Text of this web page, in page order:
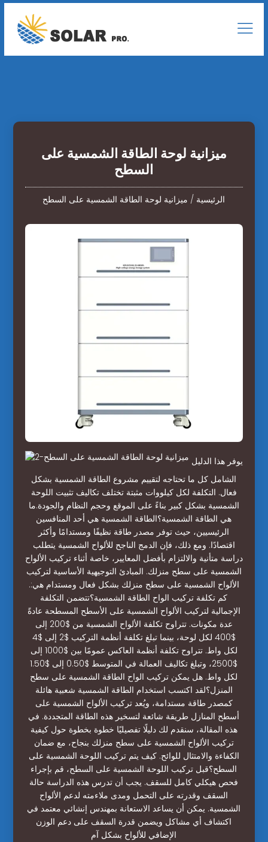
ميزانية لوحة الطاقة الشمسية على
السطح
الرئيسية / ميزانية لوحة الطاقة الشمسية على السطح
يوفر هذا الدليل
الشامل كل ما تحتاجه لتقييم مشروع الطاقة الشمسية بشكل
فعال. التكلفة لكل كيلووات مثبتة تختلف تكاليف تثبيت اللوحة
الشمسية بشكل كبير بناءً على الموقع وحجم النظام والجودة.ما
هي الطاقة الشمسية؟الطاقة الشمسية هي أحد المنافسين
الرئيسيين، حيث توفر مصدر طاقة نظيفًا ومستدامًا وأكثر
اقتصادًا. ومع ذلك، فإن الدمج الناجح للألواح الشمسية يتطلب
دراسة متأنية والالتزام بأفضل المعايير، خاصة أثناء تركيب الألواح
الشمسية على سطح منزلك. المبادئ التوجيهية الأساسية لتركيب
الألواح الشمسية على سطح منزلك بشكل فعال ومستدام هي:.
كم تكلفة تركيب الواح الطاقة الشمسية؟تتضمن التكلفة
الإجمالية لتركيب الألواح الشمسية على الأسطح المسطحة عادةً
عدة مكونات. تتراوح تكلفة الألواح الشمسية من $200 إلى
$400 لكل لوحة، بينما تبلغ تكلفة أنظمة التركيب $2 إلى $4
لكل واط. تتراوح تكلفة أنظمة العاكس عمومًا بين $1000 إلى
$2500، وتبلغ تكاليف العمالة في المتوسط $0.50 إلى $1.50
لكل واط. هل يمكن تركيب الواح الطاقة الشمسية على سطح
المنزل؟لقد اكتسب استخدام الطاقة الشمسية شعبية هائلة
كمصدر طاقة مستدامة، ويُعد تركيب الألواح الشمسية على
أسطح المنازل طريقة شائعة لتسخير هذه الطاقة المتجددة. في
هذه المقالة، سنقدم لك دليلًا تفصيليًا خطوة بخطوة حول كيفية
تركيب الألواح الشمسية على سطح منزلك بنجاح، مع ضمان
الكفاءة والامتثال للوائح. كيف يتم تركيب اللوحة الشمسية على
السطح؟قبل تركيب اللوحة الشمسية على السطح، قم بإجراء
فحص هيكلي كامل للسقف. يجب أن تدرس هذه الدراسة حالة
السقف وقدرته على التحمل ومدى ملاءمته لدعم الألواح
الشمسية. يمكن أن يساعد الاستعانة بمهندس إنشائي معتمد في
اكتشاف أي مشاكل ويضمن قدرة السقف على دعم الوزن
الإضافي للألواح بشكل آم